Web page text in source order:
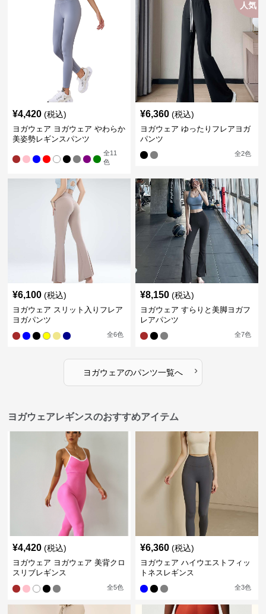
¥4,420 (税込)
ヨガウェア ヨガウェア やわらか
美姿勢レギンスパンツ
全11
色
人気
¥6,360 (税込)
ヨガウェア ゆったりフレアヨガ
パンツ
全2色
¥6,100 (税込)
ヨガウェア スリット入りフレア
ヨガパンツ
全6色
¥8,150 (税込)
ヨガウェア すらりと美脚ヨガフ
レアパンツ
全7色
ヨガウェアのパンツ一覧へ ›
ヨガウェアレギンスのおすすめアイテム
¥4,420 (税込)
ヨガウェア ヨガウェア 美背クロ
スリブレギンス
全5色
¥6,360 (税込)
ヨガウェア ハイウエストフィッ
トネスレギンス
全3色